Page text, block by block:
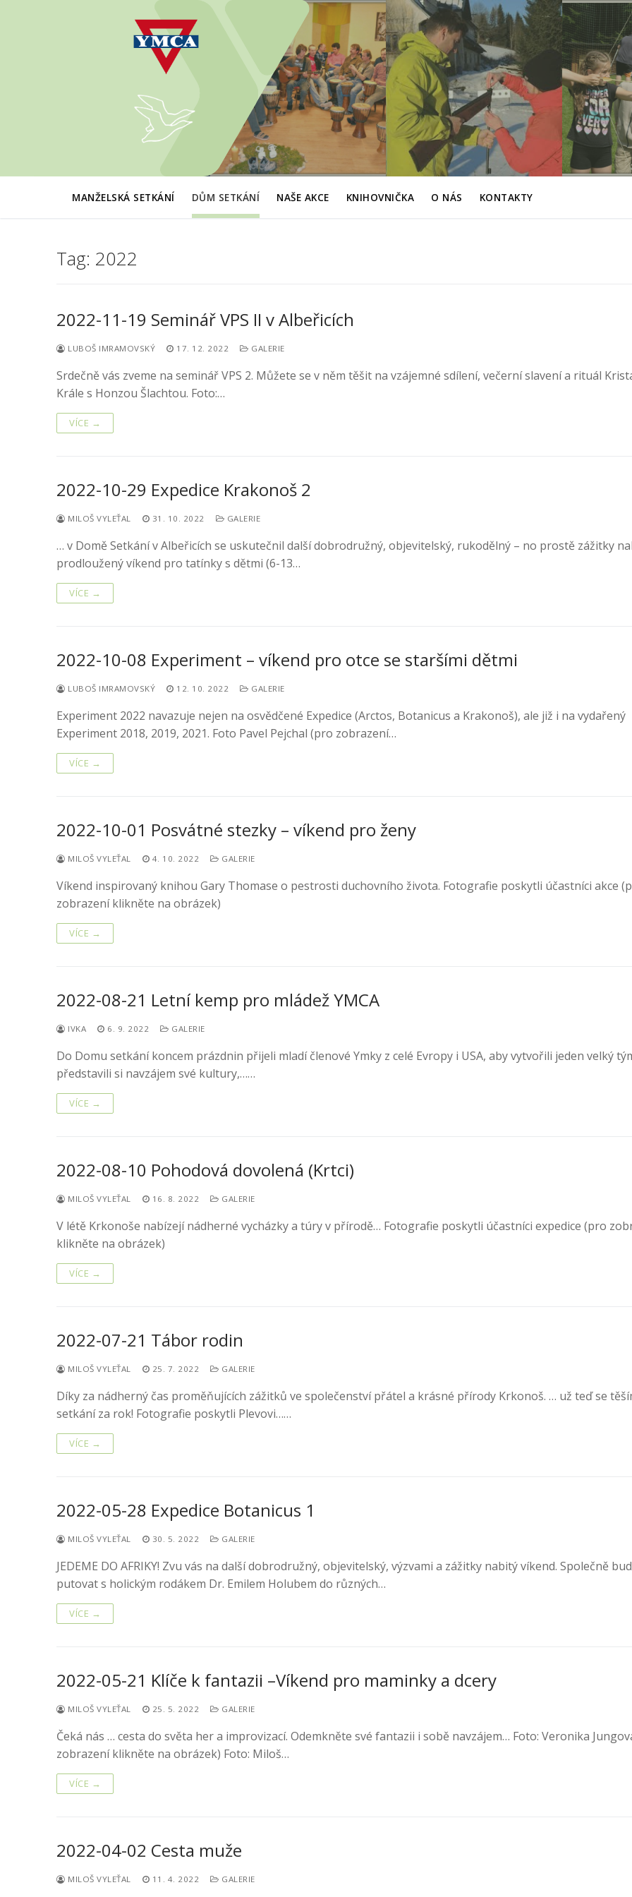
MANŽELSKÁ SETKÁNÍ DŮM SETKÁNÍ NAŠE AKCE KNIHOVNIČKA O NÁS KONTAKTY
Tag: 2022
2022-11-19 Seminář VPS II v Albeřicích
LUBOŠ IMRAMOVSKÝ 17. 12. 2022 GALERIE
Srdečně vás zveme na seminář VPS 2. Můžete se v něm těšit na vzájemné sdílení, večerní slavení a rituál
Krále s Honzou Šlachtou. Foto:…
VÍCE →
2022-10-29 Expedice Krakonoš 2
MILOŠ VYLEŤAL 31. 10. 2022 GALERIE
… v Domě Setkání v Albeřicích se uskutečnil další dobrodružný, objevitelský, rukodělný – no prostě zážitky
prodloužený víkend pro tatínky s dětmi (6-13…
VÍCE →
2022-10-08 Experiment – víkend pro otce se staršími dětmi
LUBOŠ IMRAMOVSKÝ 12. 10. 2022 GALERIE
Experiment 2022 navazuje nejen na osvědčené Expedice (Arctos, Botanicus a Krakonoš), ale již i na vydařený
Experiment 2018, 2019, 2021. Foto Pavel Pejchal (pro zobrazení…
VÍCE →
2022-10-01 Posvátné stezky – víkend pro ženy
MILOŠ VYLEŤAL 4. 10. 2022 GALERIE
Víkend inspirovaný knihou Gary Thomase o pestrosti duchovního života. Fotografie poskytli účastníci akce
zobrazení klikněte na obrázek)
VÍCE →
2022-08-21 Letní kemp pro mládež YMCA
IVKA 6. 9. 2022 GALERIE
Do Domu setkání koncem prázdnin přijeli mladí členové Ymky z celé Evropy i USA, aby vytvořili jeden velký
představili si navzájem své kultury,……
VÍCE →
2022-08-10 Pohodová dovolená (Krtci)
MILOŠ VYLEŤAL 16. 8. 2022 GALERIE
V létě Krkonoše nabízejí nádherné vycházky a túry v přírodě… Fotografie poskytli účastníci expedice (pro
klikněte na obrázek)
VÍCE →
2022-07-21 Tábor rodin
MILOŠ VYLEŤAL 25. 7. 2022 GALERIE
Díky za nádherný čas proměňujících zážitků ve společenství přátel a krásné přírody Krkonoš. … už teď se
setkání za rok! Fotografie poskytli Plevovi……
VÍCE →
2022-05-28 Expedice Botanicus 1
MILOŠ VYLEŤAL 30. 5. 2022 GALERIE
JEDEME DO AFRIKY! Zvu vás na další dobrodružný, objevitelský, výzvami a zážitky nabitý víkend. Společně
putovat s holickým rodákem Dr. Emilem Holubem do různých…
VÍCE →
2022-05-21 Klíče k fantazii –Víkend pro maminky a dcery
MILOŠ VYLEŤAL 25. 5. 2022 GALERIE
Čeká nás … cesta do světa her a improvizací. Odemkněte své fantazii i sobě navzájem… Foto: Veronika
zobrazení klikněte na obrázek) Foto: Miloš…
VÍCE →
2022-04-02 Cesta muže
MILOŠ VYLEŤAL 11. 4. 2022 GALERIE